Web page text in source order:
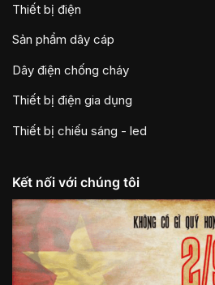
Thiết bị điện
Sản phẩm dây cáp
Dây điện chống cháy
Thiết bị điện gia dụng
Thiết bị chiếu sáng - led
Kết nối với chúng tôi